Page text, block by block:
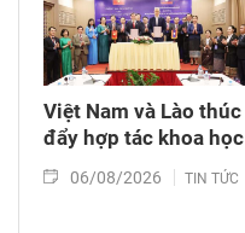
Việt Nam và Lào thúc
đẩy hợp tác khoa học
06/08/2026 TIN TỨC